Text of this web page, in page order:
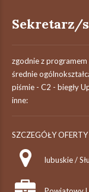
Sekretarz/
zgodnie z programem
średnie
piśmie - C2 - biegły
inne:
SZCZEGÓŁY OFERTY
lubuskie /